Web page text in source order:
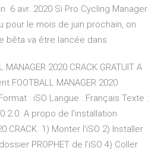
6 avr. 2020 Si Pro Cycling Manager
pour le mois de juin prochain, on
bêta va être lancée dans
MANAGER 2020 CRACK GRATUIT A
FOOTBALL MANAGER 2020
: iSO Langue : Français Texte :
A propo de l’installation
CRACK. 1) Monter l’iSO 2) Installer
PROPHET de l’iSO 4) Coller